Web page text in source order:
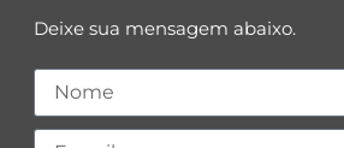
Deixe sua mensagem abaixo.